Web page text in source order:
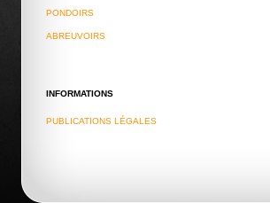
PONDOIRS
ABREUVOIRS
INFORMATIONS
PUBLICATIONS LÉGALES